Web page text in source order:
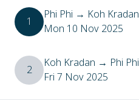
1 Phi Phi → Koh Kradan
Mon 10 Nov 2025
2 Koh Kradan → Phi Phi
Fri 7 Nov 2025